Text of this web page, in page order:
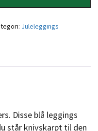
Juleleggings
Disse blå leggings
står knivskarpt til den